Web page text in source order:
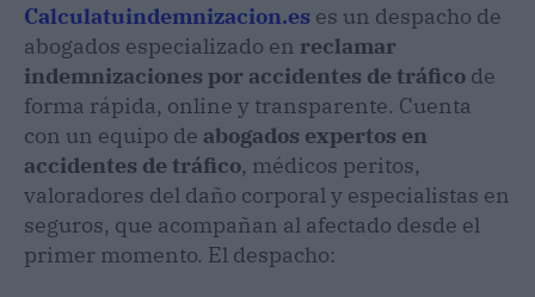
Calculatuindemnizacion.es es un despacho de
abogados especializado en reclamar
indemnizaciones por accidentes de tráfico de
forma rápida, online y transparente. Cuenta
con un equipo de abogados expertos en
accidentes de tráfico, médicos peritos,
valoradores del daño corporal y especialistas en
seguros, que acompañan al afectado desde el
primer momento. El despacho: